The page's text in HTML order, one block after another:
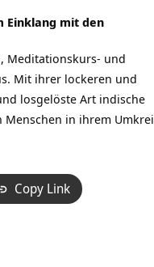
Einklang mit den
Meditationskurs- und
Mit ihrer lockeren und
losgelöste Art indische
Menschen in ihrem
Copy Link